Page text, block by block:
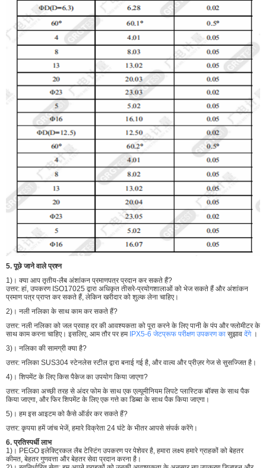
5. पूछे जाने वाले प्रश्न
1)। क्या आप तृतीय-लैब अंशांकन प्रमाणपत्र प्रदान कर सकते हैं?
उत्तर: हां, उपकरण ISO17025 द्वारा अधिकृत तीसरे-प्रयोगशालाओं को भेज सकते हैं और अंशांकन
प्रमाण पत्र प्राप्त कर सकते हैं, लेकिन खरीदार को शुल्क लेना चाहिए।
2)। नली नलिका के साथ काम कर सकते हैं?
उत्तर: नली नलिका को जल प्रवाह दर की आवश्यकता को पूरा करने के लिए पानी के पंप और फ्लोमीटर के
साथ काम करना चाहिए। इसलिए, आम तौर पर हम IPX5-6 जेटप्रूफ परीक्षण उपकरण का सुझाव देंगे।
3)। नलिका की सामग्री क्या है?
उत्तर: नलिका SUS304 स्टेनलेस स्टील द्वारा बनाई गई है, और वाल्व और प्रीज़र गेज से सुसज्जित है।
4)। शिपमेंट के लिए किस पैकेज का उपयोग किया जाएगा?
उत्तर: नलिका अच्छी तरह से अंदर फोम के साथ एक एल्यूमीनियम लिपटे प्लास्टिक बॉक्स के साथ पैक
किया जाएगा, और फिर शिपमेंट के लिए एक गत्ते का डिब्बा के साथ पैक किया जाएगा।
5)। हम इस आइटम को कैसे ऑर्डर कर सकते हैं?
उत्तर: कृपया हमें जांच भेजें, हमारे विक्रेता 24 घंटे के भीतर आपसे संपर्क करेंगे।
6. प्रतिस्पर्धी लाभ
1)। PEGO इलेक्ट्रिकल लैब टेस्टिंग उपकरण पर पेशेवर है, हमारा लक्ष्य हमारे ग्राहकों को बेहतर
कीमत, बेहतर गुणवत्ता और बेहतर सेवा प्रदान करना है।